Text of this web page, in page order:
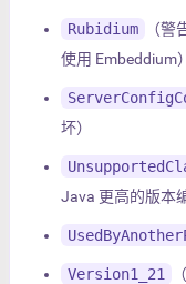
Rubidium
（
使用 Embeddium）
坏）
Java 更高的版本
Version1_21